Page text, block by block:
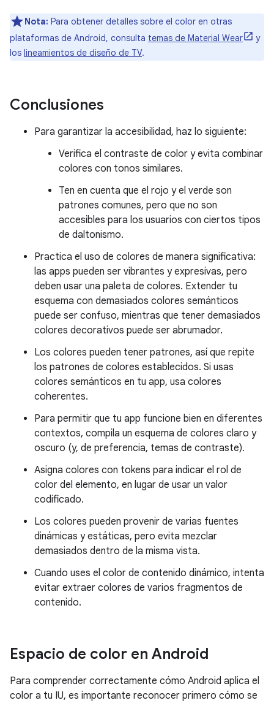
Nota: Para obtener detalles sobre el color en otras
plataformas de Android, consulta temas de Material Wear
y
los lineamientos de diseño de TV.
Conclusiones
Para garantizar la accesibilidad, haz lo siguiente:
Verifica el contraste de color y evita combinar
colores con tonos similares.
Ten en cuenta que el rojo y el verde son
patrones comunes, pero que no son
accesibles para los usuarios con ciertos tipos
de daltonismo.
Practica el uso de colores de manera significativa:
las apps pueden ser vibrantes y expresivas, pero
deben usar una paleta de colores. Extender tu
esquema con demasiados colores semánticos
puede ser confuso, mientras que tener demasiados
colores decorativos puede ser abrumador.
Los colores pueden tener patrones, así que repite
los patrones de colores establecidos. Si usas
colores semánticos en tu app, usa colores
coherentes.
Para permitir que tu app funcione bien en diferentes
contextos, compila un esquema de colores claro y
oscuro (y, de preferencia, temas de contraste).
Asigna colores con tokens para indicar el rol de
color del elemento, en lugar de usar un valor
codificado.
Los colores pueden provenir de varias fuentes
dinámicas y estáticas, pero evita mezclar
demasiados dentro de la misma vista.
Cuando uses el color de contenido dinámico, intenta
evitar extraer colores de varios fragmentos de
contenido.
Espacio de color en Android
Para comprender correctamente cómo Android aplica el
color a tu IU, es importante reconocer primero cómo se